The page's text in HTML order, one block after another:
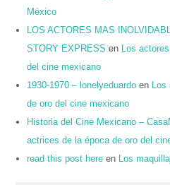
México
LOS ACTORES MAS
STORY EXPRESS en
Los
del cine mexicano
1930-1970 – lonelyeduardo en
de oro del cine mexicano
Historia del Cine Mexicano –
actrices de la época de oro del
read this post here en Los